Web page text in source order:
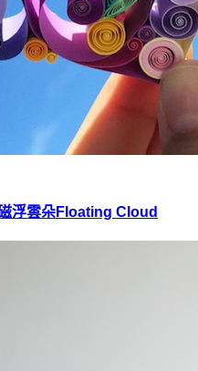
浮雲朵Floating Cloud